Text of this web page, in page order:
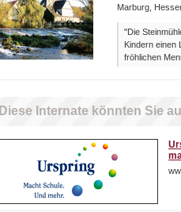
Marburg,
"Die
Kindern einen
fröhlichen
Diese Internate könnten Sie